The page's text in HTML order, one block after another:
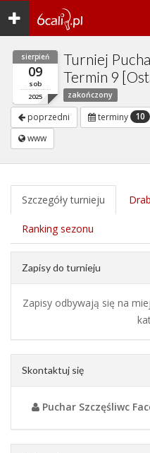
Toggle
navigation
sierpień
09
sob
2025
Turniej
Termin 9
zakończony
poprzedni terminy 10
www
Szczegóły turnieju
Ranking sezonu
Zapisy do turnieju
Zapisy odbywają się na
Skontaktuj się
Puchar Szczęśliwc